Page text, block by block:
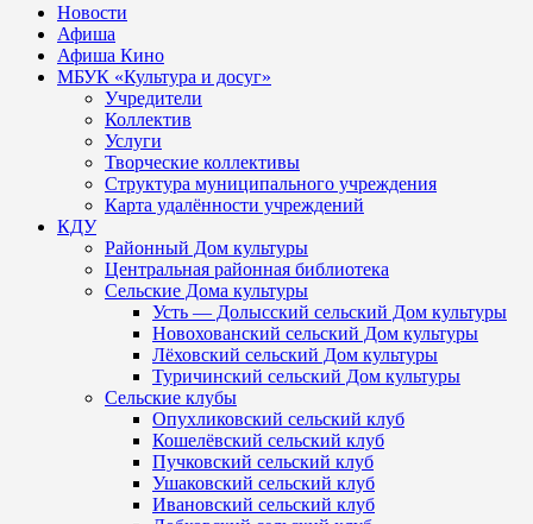
Новости
Афиша
Афиша Кино
МБУК «Культура и досуг»
Учредители
Коллектив
Услуги
Творческие коллективы
Структура муниципального учреждения
Карта удалённости учреждений
КДУ
Районный Дом культуры
Центральная районная библиотека
Сельские Дома культуры
Усть — Долысский сельский Дом культуры
Новохованский сельский Дом культуры
Лёховский сельский Дом культуры
Туричинский сельский Дом культуры
Сельские клубы
Опухликовский сельский клуб
Кошелёвский сельский клуб
Пучковский сельский клуб
Ушаковский сельский клуб
Ивановский сельский клуб